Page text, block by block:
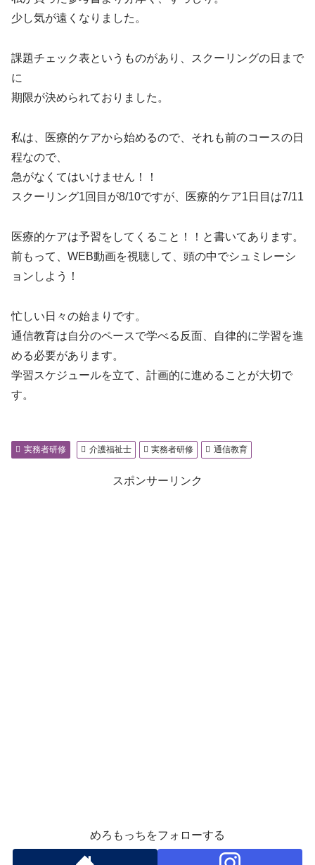
少し気が遠くなりました。
課題チェック表というものがあり、スクーリングの日まで
に
期限が決められておりました。
私は、医療的ケアから始めるので、それも前のコースの日
程なので、
急がなくてはいけません！！
スクーリング1回目が8/10ですが、医療的ケア1日目は7/11
医療的ケアは予習をしてくること！！と書いてあります。
前もって、WEB動画を視聴して、頭の中でシュミレーシ
ョンしよう！
忙しい日々の始まりです。
通信教育は自分のペースで学べる反面、自律的に学習を進
める必要があります。
学習スケジュールを立て、計画的に進めることが大切で
す。
実務者研修 介護福祉士 実務者研修 通信教育
スポンサーリンク
めろもっちをフォローする